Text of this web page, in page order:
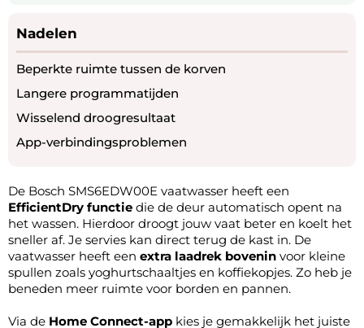
Nadelen
Beperkte ruimte tussen de korven
Langere programmatijden
Wisselend droogresultaat
App-verbindingsproblemen
De Bosch SMS6EDW00E vaatwasser heeft een
EfficientDry functie die de deur automatisch opent na
het wassen. Hierdoor droogt jouw vaat beter en koelt het
sneller af. Je servies kan direct terug de kast in. De
vaatwasser heeft een extra laadrek bovenin voor kleine
spullen zoals yoghurtschaaltjes en koffiekopjes. Zo heb je
beneden meer ruimte voor borden en pannen.
Via de Home Connect-app kies je gemakkelijk het juiste